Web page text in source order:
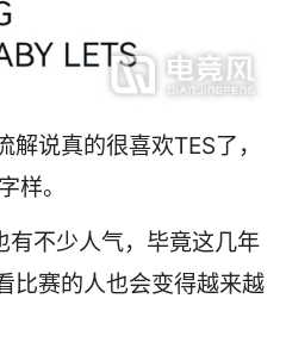
说真的很喜欢TES了，
样。
有不少人气，毕竟这几年
比赛的人也会变得越来越